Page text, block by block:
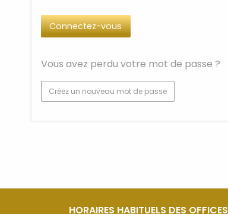
Vous avez perdu votre mot de passe ?
Créez un nouveau mot de passe
HORAIRES HABITUELS DES OFFICES